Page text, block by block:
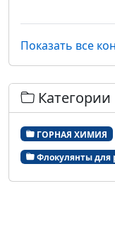
Показать все
Категории
ГОРНАЯ ХИМИЯ
Флокулянты для